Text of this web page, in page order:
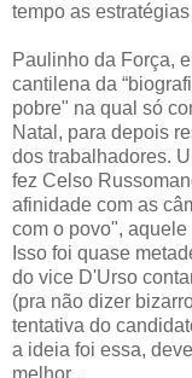
tempo as
Paulinho da Força,
cantilena da
pobre" na qual só
Natal, para depois
dos trabalhadores.
fez Celso
afinidade com as
com o povo",
Isso foi quase
do vice D'Urso
(pra não dizer
tentativa do
a ideia foi essa,